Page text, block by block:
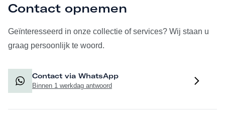
Contact opnemen
Geïnteresseerd in onze collectie of services? Wij staan u
graag persoonlijk te woord.
Contact via WhatsApp
Binnen 1 werkdag antwoord